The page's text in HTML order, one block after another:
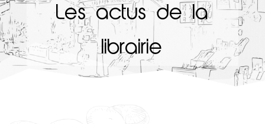
Les actus de la
librairie